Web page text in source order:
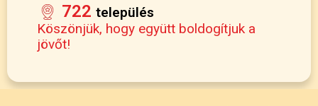
722 település
Köszönjük, hogy együtt boldogítjuk a
jövőt!